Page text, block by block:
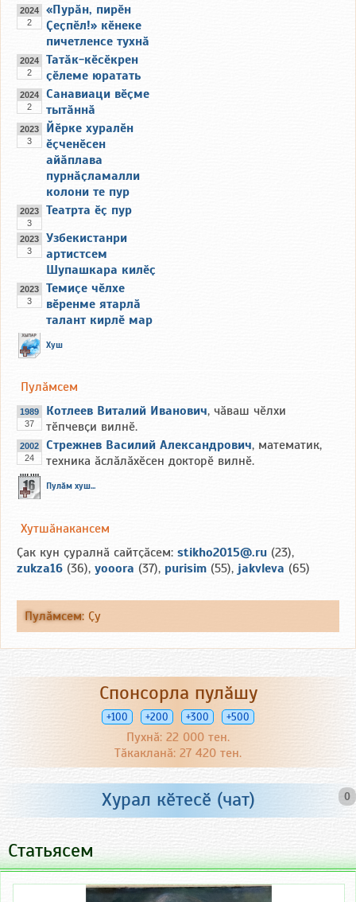
2024
2
«Пурӑн, пирӗн
Ҫеҫпӗл!» кӗнеке
пичетленсе тухнӑ
2024
2
Татӑк-кӗсӗкрен
ҫӗлеме юратать
2024
2
Санавиаци вӗҫме
тытӑннӑ
2023
3
Йӗрке хуралӗн
ӗҫченӗсен
айӑплава
пурнӑҫламалли
колони те пур
2023
3
Театрта ӗҫ пур
2023
3
Узбекистанри
артистсем
Шупашкара килӗҫ
2023
3
Темиҫе чӗлхе
вӗренме ятарлӑ
талант кирлӗ мар
Хуш
Пулӑмсем
1989
37
Котлеев Виталий Иванович, чӑваш чӗлхи
тӗпчевҫи вилнӗ.
2002
24
Стрежнев Василий Александрович, математик,
техника ӑслӑлӑхӗсен докторӗ вилнӗ.
Пулӑм хуш...
Хутшӑнакансем
Ҫак кун ҫуралнӑ сайтҫӑсем: stikho2015@.ru (23),
zukza16 (36), yooora (37), purisim (55), jakvleva (65)
Пулӑмсем: Ҫу
Спонсорла пулӑшу
+100 +200 +300 +500
Пухнӑ: 22 000 тен.
Тӑкакланӑ: 27 420 тен.
0
Хурал кӗтесӗ (чат)
Статьясем